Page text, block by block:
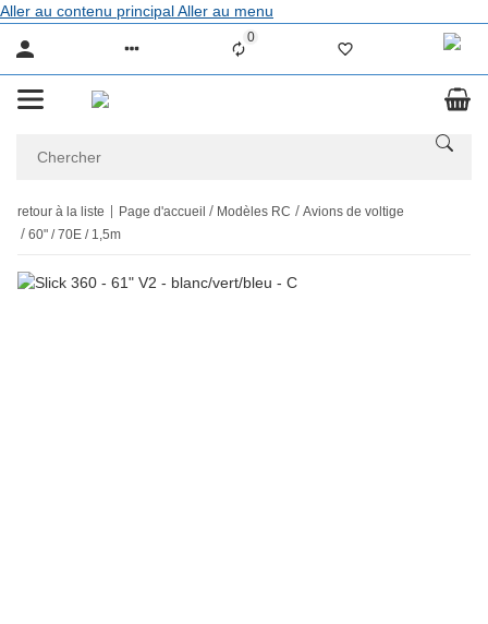
Aller au contenu principalAller au menu
0Liste ist leer
retour à la liste Page d'accueil Modèles RC
Avions de voltige
60" / 70E / 1,5m